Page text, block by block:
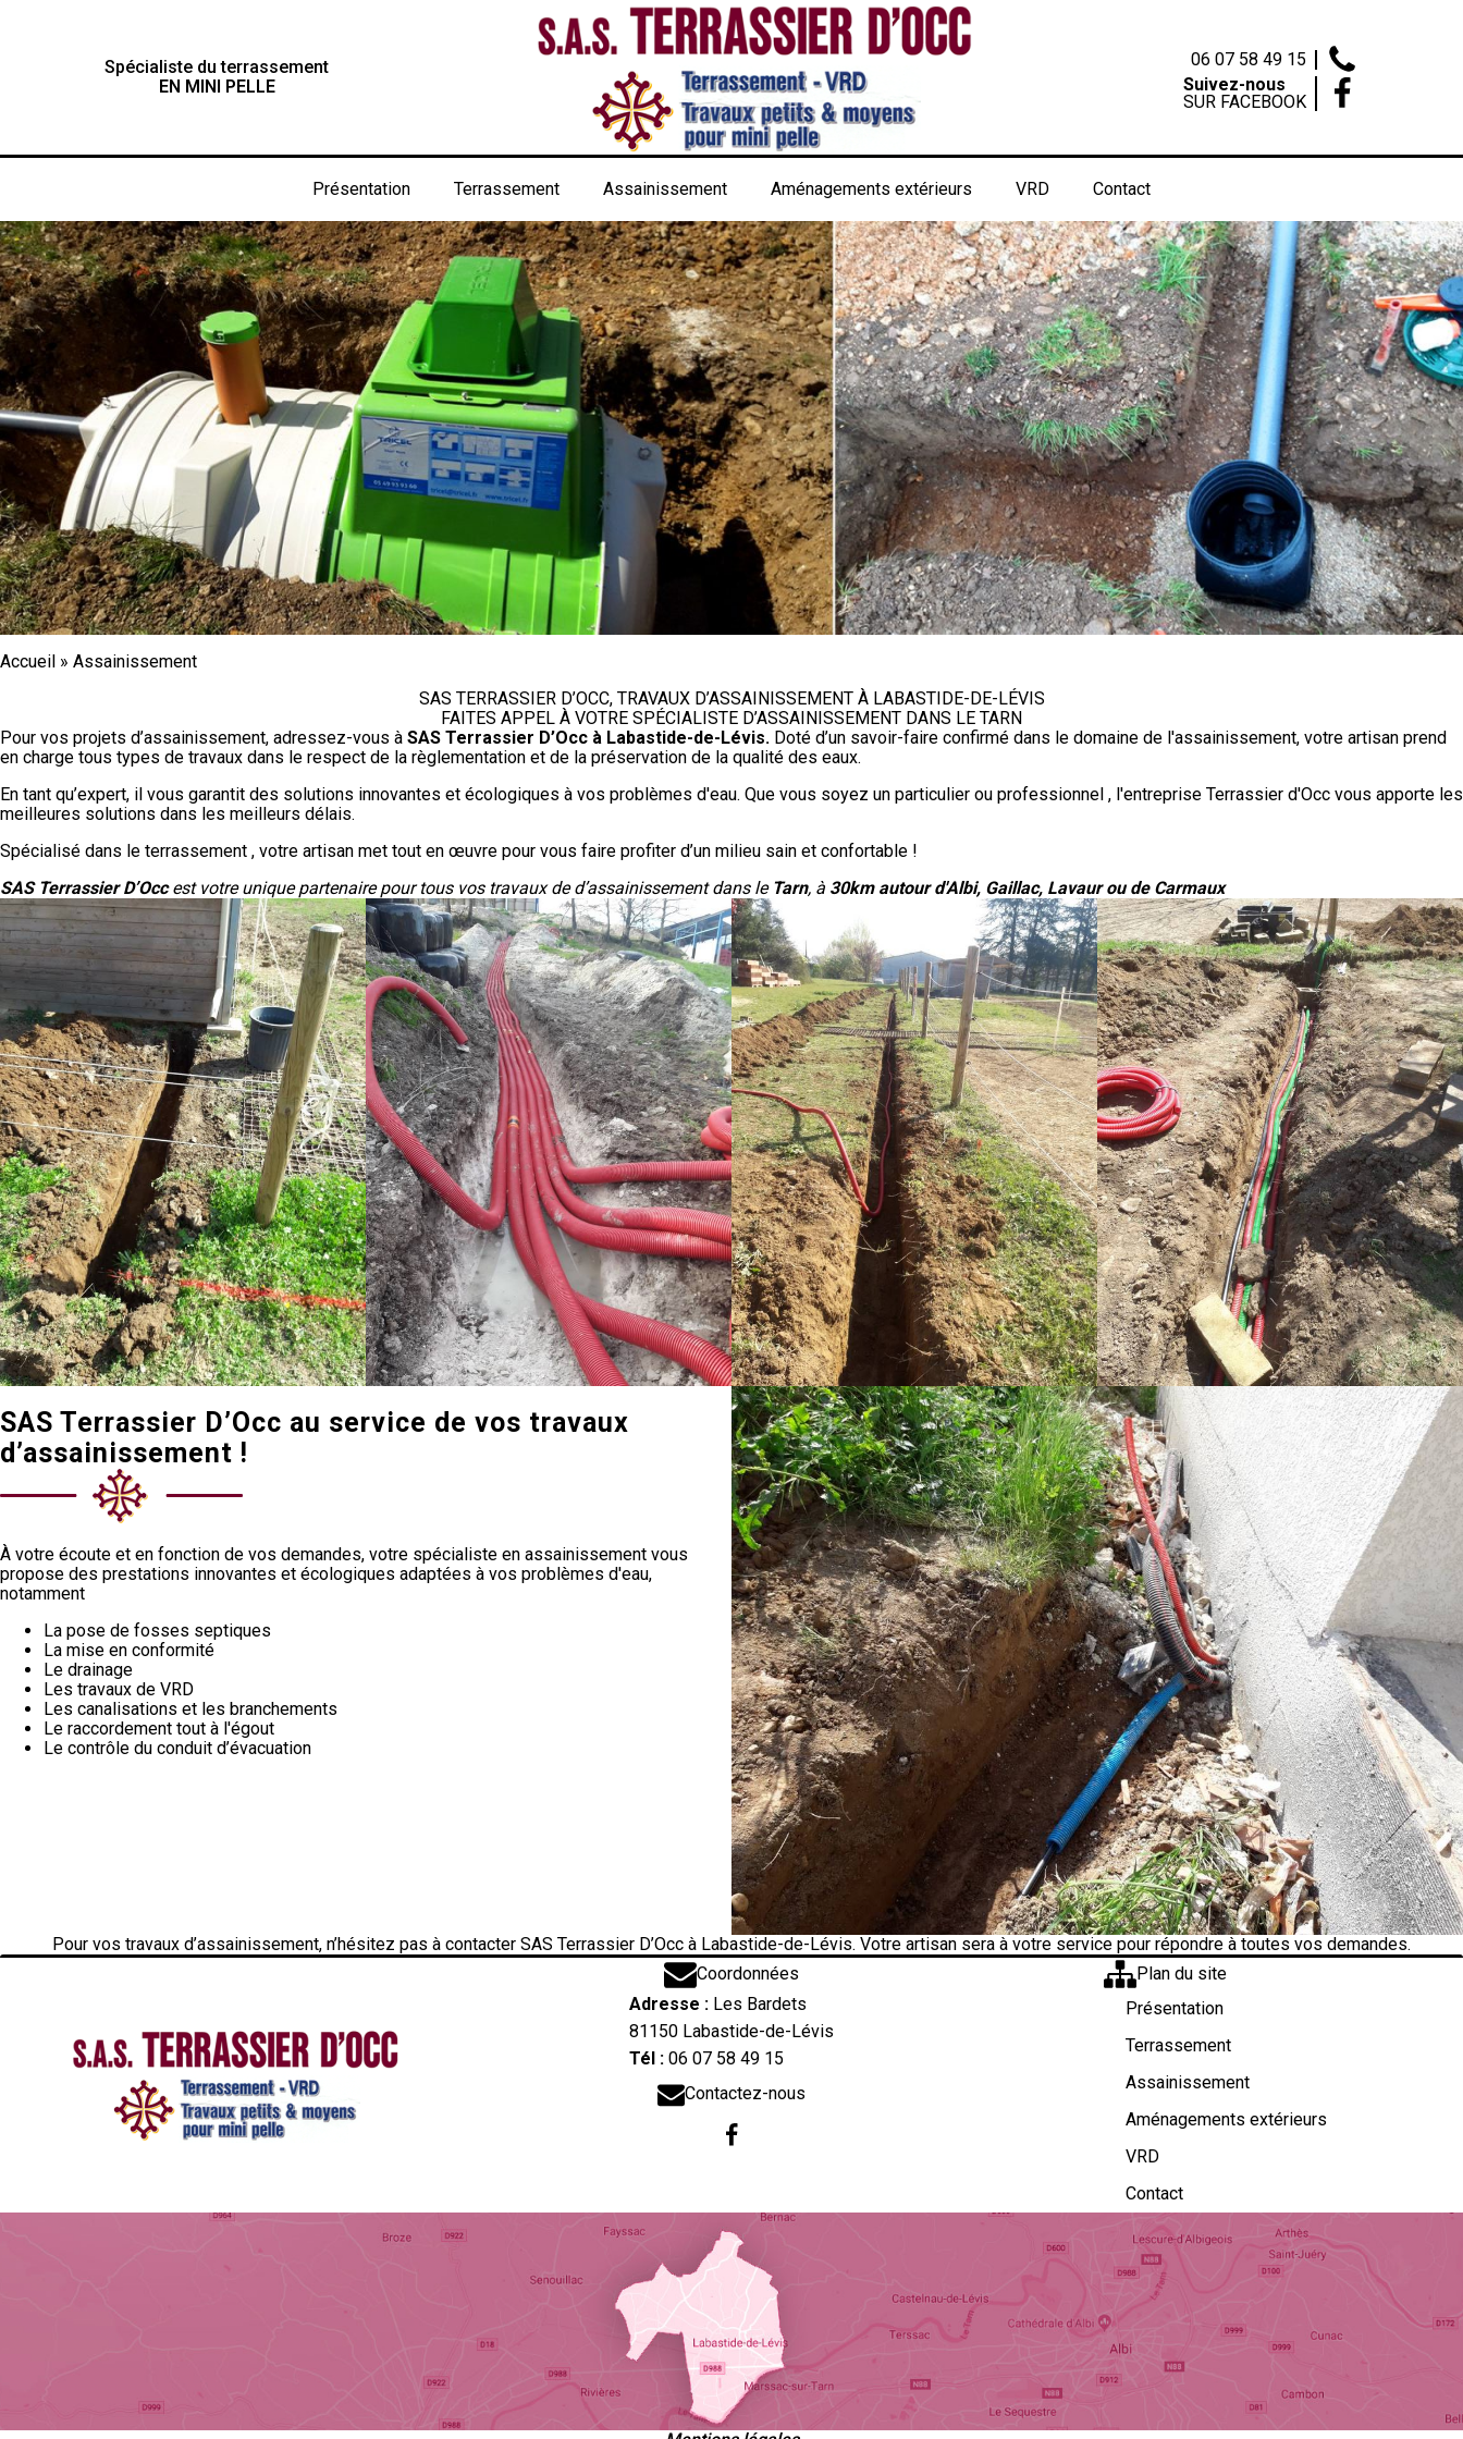
Spécialiste du terrassement
EN MINI PELLE
06 07 58 49 15
Suivez-nous
SUR FACEBOOK
Présentation Terrassement Assainissement Aménagements extérieurs VRD Contact
Accueil » Assainissement
SAS TERRASSIER D’OCC, TRAVAUX D’ASSAINISSEMENT À LABASTIDE-DE-LÉVIS
FAITES APPEL À VOTRE SPÉCIALISTE D’ASSAINISSEMENT DANS LE TARN
Pour vos projets d’assainissement, adressez-vous à SAS Terrassier D’Occ à Labastide-de-Lévis. Doté d’un savoir-faire confirmé dans le domaine de l'assainissement, votre artisan prend
en charge tous types de travaux dans le respect de la règlementation et de la préservation de la qualité des eaux.
En tant qu’expert, il vous garantit des solutions innovantes et écologiques à vos problèmes d'eau. Que vous soyez un particulier ou professionnel , l'entreprise Terrassier d'Occ vous apporte les
meilleures solutions dans les meilleurs délais.
Spécialisé dans le terrassement , votre artisan met tout en œuvre pour vous faire profiter d’un milieu sain et confortable !
SAS Terrassier D’Occest votre unique partenaire pour tous vos travaux de d’assainissement dans le Tarn, à 30km autour d'Albi, Gaillac, Lavaur ou de Carmaux
SAS Terrassier D’Occ au service de vos travaux
d’assainissement !
À votre écoute et en fonction de vos demandes, votre spécialiste en assainissement vous
propose des prestations innovantes et écologiques adaptées à vos problèmes d'eau,
notamment
La pose de fosses septiques
La mise en conformité
Le drainage
Les travaux de VRD
Les canalisations et les branchements
Le raccordement tout à l'égout
Le contrôle du conduit d’évacuation
Pour vos travaux d’assainissement, n’hésitez pas à contacter SAS Terrassier D’Occ à Labastide-de-Lévis. Votre artisan sera à votre service pour répondre à toutes vos demandes.
Coordonnées
Adresse :Les Bardets
81150 Labastide-de-Lévis
Tél :06 07 58 49 15
Contactez-nous
Plan du site
Présentation
Terrassement
Assainissement
Aménagements extérieurs
VRD
Contact